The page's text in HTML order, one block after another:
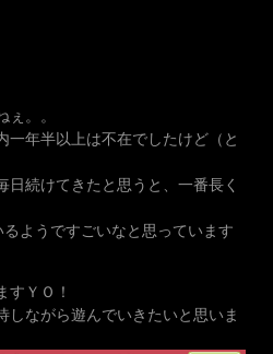
。。
一年半以上は不在でしたけど（と
日続けてきたと思うと、一番長く
ようですごいなと思っています
すＹＯ！
しながら遊んでいきたいと思いま